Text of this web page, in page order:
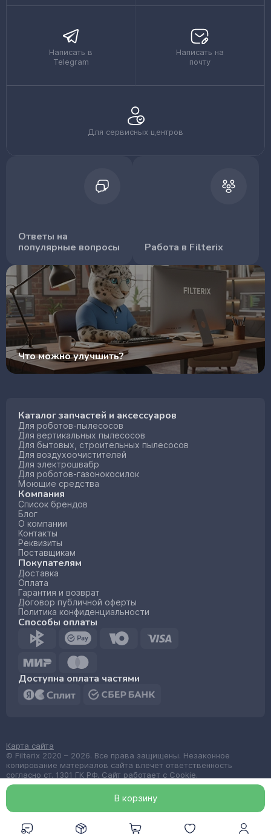
В корзину
Написать в
Telegram
Написать на
почту
Для сервисных центров
Ответы на
популярные вопросы
Работа в Filterix
Что можно улучшить?
Каталог запчастей и аксессуаров
Для роботов-пылесосов
Для вертикальных пылесосов
Для бытовых, строительных пылесосов
Для воздухоочистителей
Для электрошвабр
Для роботов-газонокосилок
Моющие средства
Компания
Список брендов
Блог
О компании
Контакты
Реквизиты
Поставщикам
Покупателям
Доставка
Оплата
Гарантия и возврат
Договор публичной оферты
Политика конфиденциальности
Способы оплаты
Доступна оплата частями
© Filterix 2020 – 2026. Все права защищены. Незаконное
копирование материалов сайта влечет ответственность
согласно ст. 1301 ГК РФ. Сайт работает с Cookie.
Карта сайта
Made by